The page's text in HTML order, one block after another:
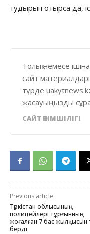
тудырып отырса да,
Толық немесе
сайт
түрде
жасауыңызды
САЙТ ӘКІМШІЛІГІ
Previous article
Түркістан облысының
полицейлері тұрғынның
жоғалған 7 бас жылқысын
берді